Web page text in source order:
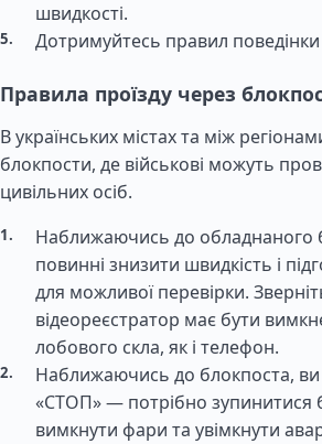
швидкості.
Дотримуйтесь правил
Правила проїзду через
В українських містах та між
блокпости, де військові можуть
цивільних осіб.
Наближаючись до обладнаного
повинні знизити швидкість і
для можливої перевірки.
відеореєстратор має бути
лобового скла, як і телефон.
Наближаючись до блокпоста,
«СТОП» — потрібно зупинитися
вимкнути фари та увімкнути